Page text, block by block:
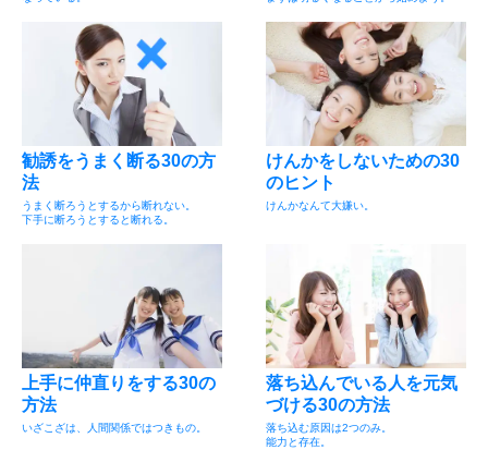
勧誘をうまく断る30の方
法
うまく断ろうとするから断れない。
下手に断ろうとすると断れる。
けんかをしないための30
のヒント
けんかなんて大嫌い。
上手に仲直りをする30の
方法
いざこざは、人間関係ではつきもの。
落ち込んでいる人を元気
づける30の方法
落ち込む原因は2つのみ。
能力と存在。